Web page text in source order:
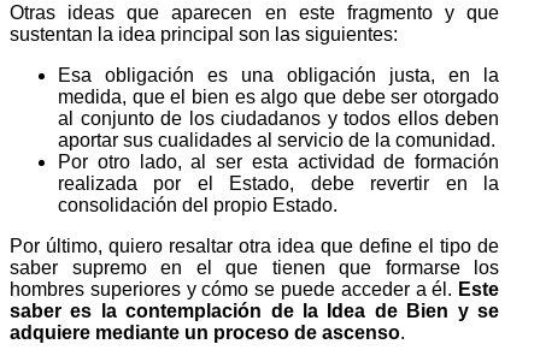
Otras ideas que aparecen en este fragmento y que
susten­tan la idea principal son las siguientes:
Esa obligación es una obligación justa, en la
medida, que el bien es algo que debe ser otorgado
al conjunto de los ciudadanos y todos ellos deben
aportar sus cualidades al servicio de la comunidad.
Por otro lado, al ser esta actividad de formación
realizada por el Estado, debe revertir en la
consolidación del propio Estado.
Por último, quiero resaltar otra idea que define el tipo de
saber supremo en el que tienen que formarse los
hombres superiores y cómo se puede acceder a él. Este
saber es la contempla­ción de la Idea de Bien y se
adquiere mediante un proceso de ascenso.